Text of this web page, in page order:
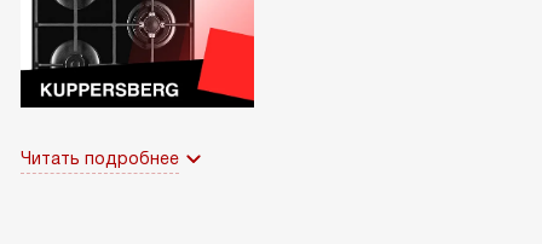
Читать подробнее